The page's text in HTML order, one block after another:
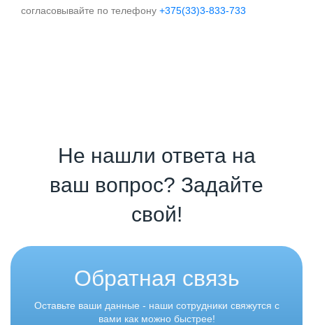
согласовывайте по телефону +375(33)3-833-733
Не нашли ответа на
ваш вопрос? Задайте
свой!
Обратная связь
Оставьте ваши данные - наши сотрудники свяжутся с
вами как можно быстрее!